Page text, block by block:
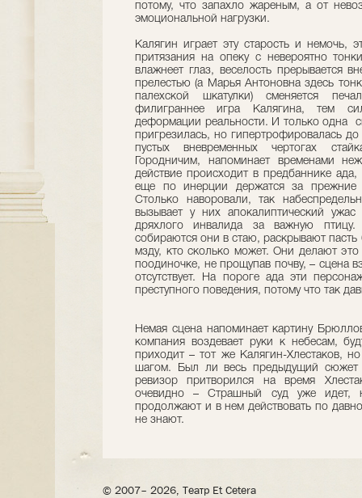
потому, что запахло жареным, а от
эмоциональной нагрузки.
Калягин играет эту старость и немочь,
притязания на опеку с невероятно
влажнеет глаз, веселость прерывается
прелестью (а Марья Антоновна здесь
палехской шкатулки) сменяется
филиграннее игра Калягина, тем
деформации реальности. И только одна
пригрезилась, но гипертрофировалась
пустых вневременных чертогах
Городничим, напоминает временами
действие происходит в предбаннике
еще по инерции держатся за прежние
Столько наворовали, так
вызывает у них апокалиптический
дряхлого инвалида за важную птицу.
собираются они в стаю, раскрывают
мзду, кто сколько может. Они делают
поодиночке, не прощупав почву, – сцена
отсутствует. На пороге ада эти
преступного поведения, потому что так
Немая сцена напоминает картину
компания воздевает руки к небесам,
приходит – тот же Калягин-Хлестаков,
шагом. Был ли весь предыдущий сюжет
ревизор притворился на время
очевидно – Страшный суд уже идет,
продолжают и в нем действовать по
не знают.
© 2007– 2026, Театр Et Cetera